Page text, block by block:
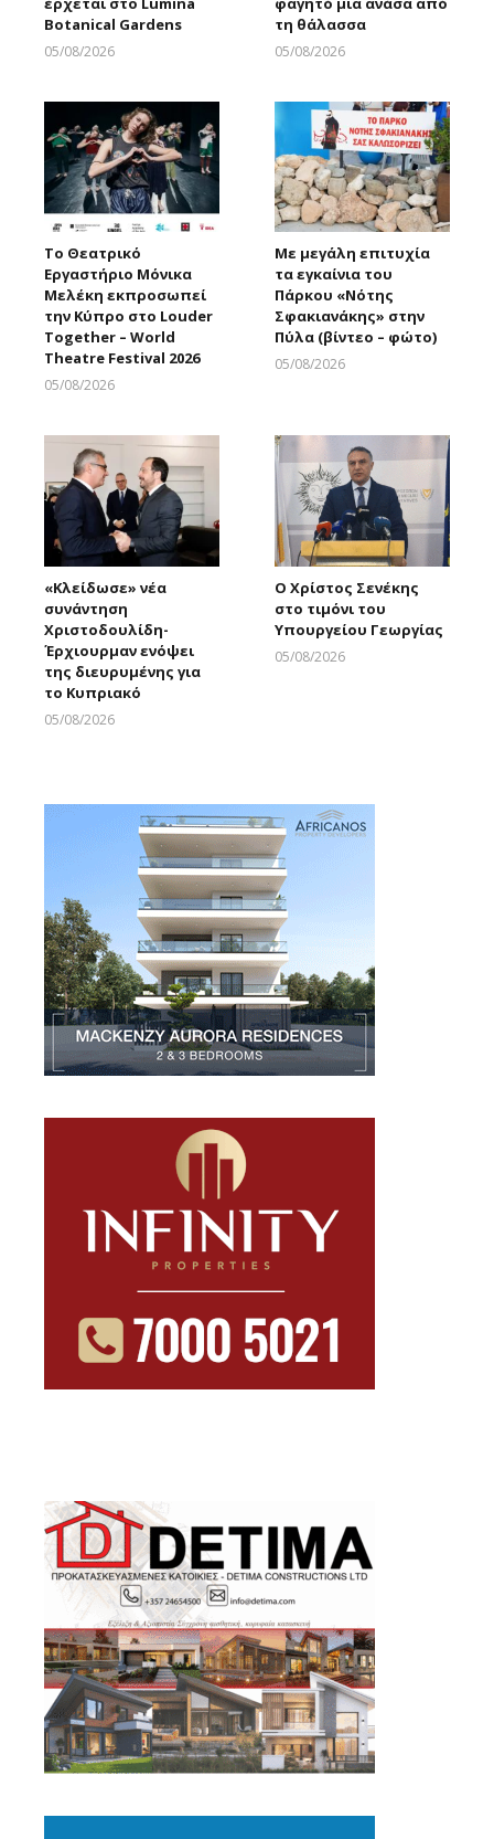
Botanical Gardens
05/08/2026
τη θάλασσα
05/08/2026
Το Θεατρικό
Εργαστήριο Μόνικα
Μελέκη εκπροσωπεί
την Κύπρο στο Louder
Together – World
Theatre Festival 2026
05/08/2026
Με μεγάλη επιτυχία
τα εγκαίνια του
Πάρκου «Νότης
Σφακιανάκης» στην
Πύλα (βίντεο – φώτο)
05/08/2026
«Κλείδωσε» νέα
συνάντηση
Χριστοδουλίδη-
Έρχιουρμαν ενόψει
της διευρυμένης για
το Κυπριακό
05/08/2026
Ο Χρίστος Σενέκης
στο τιμόνι του
Υπουργείου Γεωργίας
05/08/2026